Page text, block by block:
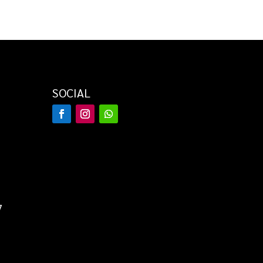
SOCIAL